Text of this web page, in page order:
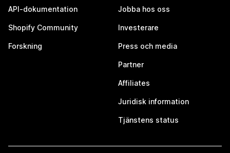
API-dokumentation
Shopify Community
Forskning
Jobba hos oss
Investerare
Press och media
Partner
Affiliates
Juridisk information
Tjänstens status